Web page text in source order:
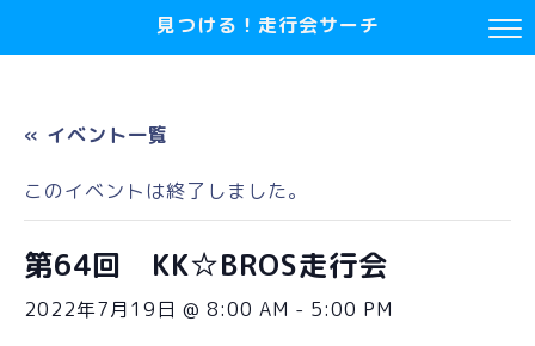
見つける！走行会サーチ
« イベント一覧
このイベントは終了しました。
第64回 KK☆BROS走行会
2022年7月19日 @ 8:00 AM - 5:00 PM